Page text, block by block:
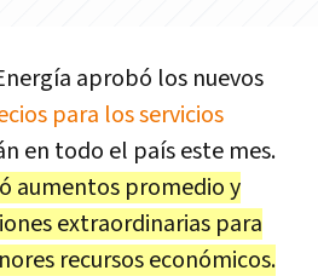
aprobó los nuevos
para los servicios
en todo el país este mes.
aumentos promedio y
extraordinarias para
recursos económicos.